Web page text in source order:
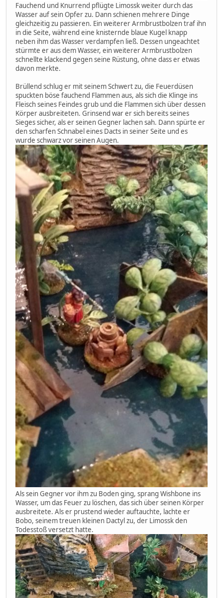
Fauchend und Knurrend pflügte Limossk weiter durch das
Wasser auf sein Opfer zu. Dann schienen mehrere Dinge
gleichzeitig zu passieren. Ein weiterer Armbrustbolzen traf ihn
in die Seite, während eine knisternde blaue Kugel knapp
neben ihm das Wasser verdampfen ließ. Dessen ungeachtet
stürmte er aus dem Wasser, ein weiterer Armbrustbolzen
schnellte klackend gegen seine Rüstung, ohne dass er etwas
davon merkte.
Brüllend schlug er mit seinem Schwert zu, die Feuerdüsen
spuckten böse fauchend Flammen aus, als sich die Klinge ins
Fleisch seines Feindes grub und die Flammen sich über dessen
Körper ausbreiteten. Grinsend war er sich bereits seines
Sieges sicher, als er seinen Gegner lachen sah. Dann spürte er
den scharfen Schnabel eines Dacts in seiner Seite und es
wurde schwarz vor seinen Augen.
Als sein Gegner vor ihm zu Boden ging, sprang Wishbone ins
Wasser, um das Feuer zu löschen, das sich über seinen Körper
ausbreitete. Als er prustend wieder auftauchte, lachte er
Bobo, seinem treuen kleinen Dactyl zu, der Limossk den
Todesstoß versetzt hatte.